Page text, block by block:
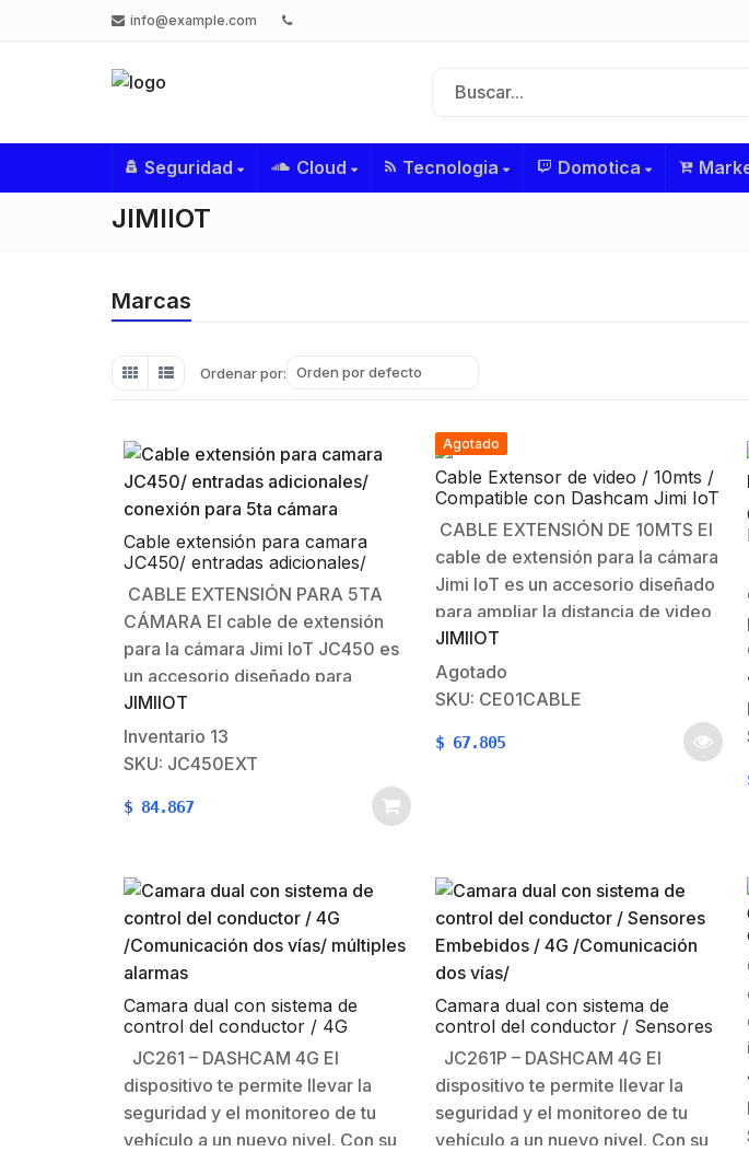
info@example.com
Seguridad Cloud Tecnologia Domotica
JIMIIOT
Marcas
Ordenar por: Orden por defecto
Cable extensión para camara
JC450/ entradas adicionales/
conexión para 5ta cámara
CABLE EXTENSIÓN PARA 5TA
CÁMARA El cable de extensión
para la cámara Jimi IoT JC450 es
un accesorio diseñado para
implementar las capacidades de la
dashcam, permitiendo la conexión
de una quinta cámara y demás
detallan sus
estilo…
JIMIIOT
Inventario 13
SKU: JC450EXT
$ 84.867
Agotado
Cable Extensor de video / 10mts /
Compatible con Dashcam Jimi IoT
CABLE EXTENSIÓN DE 10MTS El
cable de extensión para la cámara
Jimi IoT es un accesorio diseñado
para ampliar la distancia de video
de la dashcam, permitiendo la
conexión de una cámara periferica
a la dashcam principal. Longitud
del cable: 10mtsCompatibilidad:
CE01, CI01, CI03
JIMIIOT
Agotado
SKU: CE01CABLE
$ 67.805
Camara dual con sistema de
control del conductor / 4G
/Comunicación dos vías/ múltiples
alarmas
JC261 – DASHCAM 4G El
dispositivo te permite llevar la
seguridad y el monitoreo de tu
vehículo a un nuevo nivel. Con su
Camara dual con sistema de
control del conductor / Sensores
Embebidos / 4G /Comunicación
dos vías/
JC261P – DASHCAM 4G El
dispositivo te permite llevar la
seguridad y el monitoreo de tu
vehículo a un nuevo nivel. Con su